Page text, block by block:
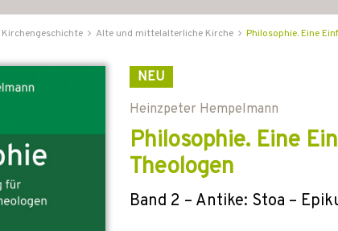
Kirchengeschichte Alte und mittelalterliche Kirche Philosophie. Eine
NEU
Heinzpeter Hempelmann
Philosophie. Eine
Theologen
Band 2 – Antike: Stoa –